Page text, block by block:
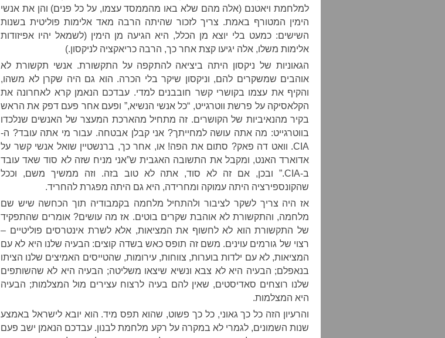
למלחמת ויאטנם (אלה מהם שלא באו מהממסד עצמו, על כל פנים) והן את אנשי
הימין המטורף באמת. צריך לזכור שהיתה הרבה מאד אלימות פוליטית בשנות
השישים: כמעט בלי יוצא מן הכלל, היא הגיעה מן הימין (לשמאל יהיו אפיזודות
אלימות משלו, אלה יגיעו קצת אחר כך, הרבה כריאקציה לניקסון.)
הגאוניות של ניקסון היתה ביציאה להתקפה על התקשורת. אנשי תקשורת לא
אוהבים שמשקרים להם, וניקסון שיקר בלי הכרה. הוא גם היה שקרן לא משהו,
והקיף את עצמו בקושרי קשר חובבנים למדי. עבדכם הנאמן קרא לאחרונה את
הקלאסיקה על פרשת ווטרגייט, “כל אנשי הנשיא,” ופעם אחר פעם דפק את הראש
בקיר מהנאיביות של הקושרים. זה מתחיל מהארכת המעצר של האנשים שנלכדו
בווטרגייט: מה אתה עושה למחייתך? אני קבלן אבטחה. עבור מי אתה עובד? ה-
CIA. וואט דה פאק? סתום את הפה! או, אחר כך, ברנשטיין שואל אנשי קשר על
אדוארד האנט, ומקבל את התשובה האגבית ש”אני מניח שזה לא סוד שאד עובד
ב-CIA.” ובכן, אם זה לא סוד, אתה לא טוב בזה. וזה ממשיך משם, וככל
שהקונספירציה היתה עמוקה ומחרידה, היא גם היתה מפגרת להחריד.
אז היה צריך לשקר לציבור ולהתחיל מלחמה בקמבודיה תוך הכחשה שיש שם
מלחמה, והתקשורת לא אוהבת שקרים בוטים. אז מה עושים? אומרים שהתפקיד
של התקשורת הוא לא לחשוף את המציאות, אלא לשרת אינטרסים פוליטיים –
רצוי של גורמים עוינים. משם זה תופס כאש בשדה קוצים: הבעיה שלנו היא לא עם
המציאות, לא עם ילדות בוערות, צווחות, עירומות, שהטייסים האמיצים שלנו הציתו
בנאפלם; הבעיה היא לא צבא ונשיא שיצאו משליטה; הבעיה היא לא שהשותפים
שלנו רוצחים סאדיסטים, שאין להם בעיה לרצוח עצירים מול המצלמות; הבעיה
היא המצלמות.
והרעיון הזה כל כך גאוני, כל כך פשוט, שהוא תפס מיד. הוא יובא לישראל באמצע
שנות השמונים, לגמרי לא במקרה על רקע מלחמת לבנון. עבדכם הנאמן ישב פעם